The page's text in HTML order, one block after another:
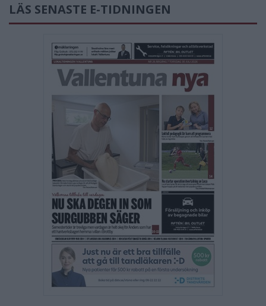
LÄS SENASTE E-TIDNINGEN